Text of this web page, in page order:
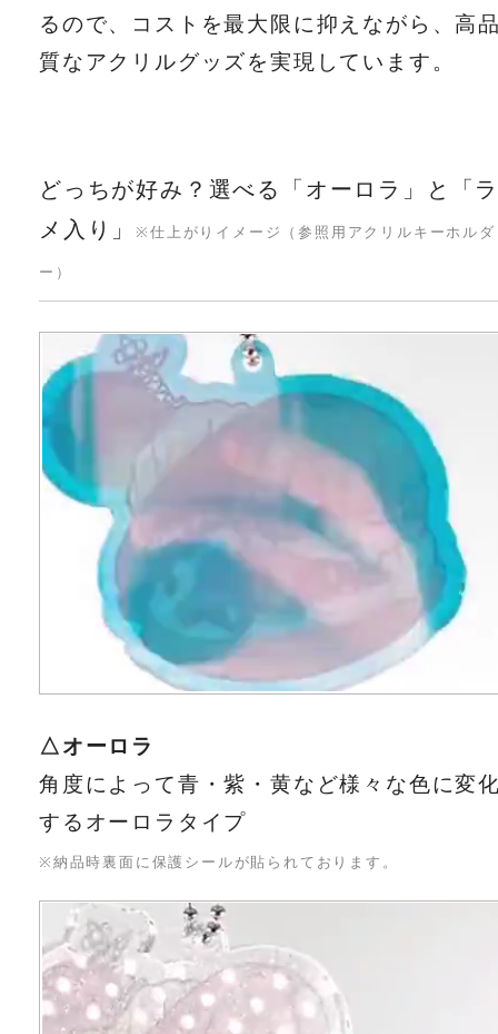
るので、コストを最大限に抑えながら、高
質なアクリルグッズを実現しています。
どっちが好み？選べる「オーロラ」と「
メ入り」
※仕上がりイメージ（参照用アクリルキーホルダ
ー）
△オーロラ
角度によって青・紫・黄など様々な色に変
するオーロラタイプ
※納品時裏面に保護シールが貼られております。